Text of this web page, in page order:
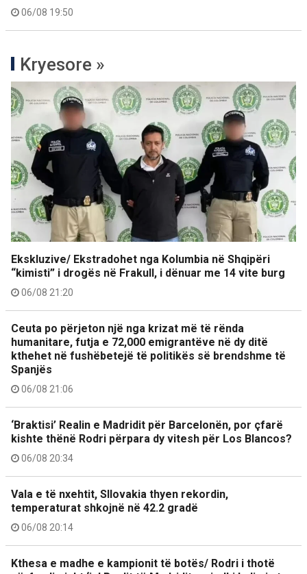
06/08 19:50
Kryesore »
Ekskluzive/ Ekstradohet nga Kolumbia në Shqipëri
“kimisti” i drogës në Frakull, i dënuar me 14 vite burg
06/08 21:20
Ceuta po përjeton një nga krizat më të rënda
humanitare, futja e 72,000 emigrantëve në dy ditë
kthehet në fushëbetejë të politikës së brendshme të
Spanjës
06/08 21:06
‘Braktisi’ Realin e Madridit për Barcelonën, por çfarë
kishte thënë Rodri përpara dy vitesh për Los Blancos?
06/08 20:34
Vala e të nxehtit, Sllovakia thyen rekordin,
temperaturat shkojnë në 42.2 gradë
06/08 20:14
Kthesa e madhe e kampionit të botës/ Rodri i thotë